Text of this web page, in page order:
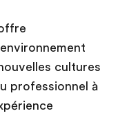
cultures
professionnel à